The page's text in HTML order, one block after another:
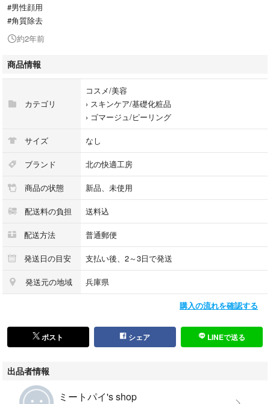
#男性顔用
#角質除去
約2年前
商品情報
カテゴリ
コスメ/美容
› スキンケア/基礎化粧品
› ゴマージュ/ピーリング
サイズ なし
ブランド 北の快適工房
商品の状態 新品、未使用
配送料の負担 送料込
配送方法 普通郵便
発送日の目安 支払い後、2～3日で発送
発送元の地域 兵庫県
購入の流れを確認する
ポスト シェア LINEで送る
出品者情報
ミートパイ's shop